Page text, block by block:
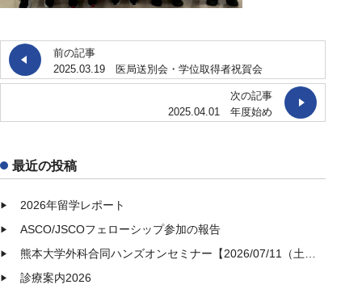
前の記事
2025.03.19 医局送別会・学位取得者祝賀会
次の記事
2025.04.01 年度始め
最近の投稿
2026年留学レポート
ASCO/JSCOフェローシップ参加の報告
熊本大学外科合同ハンズオンセミナー【2026/07/11（土）】開催
診療案内2026